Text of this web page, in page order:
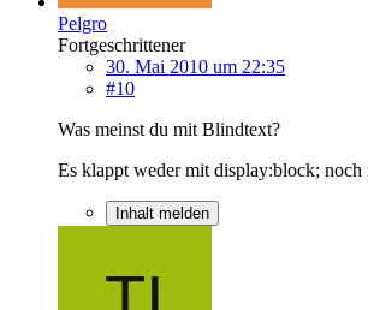
Pelgro
Fortgeschrittener
30. Mai 2010 um 22:35
#10
Was meinst du mit Blindtext?
Es klappt weder mit display:block; noch
Inhalt melden